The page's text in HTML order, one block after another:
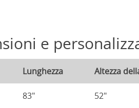
e
Lunghezza Altezza
83" 52"